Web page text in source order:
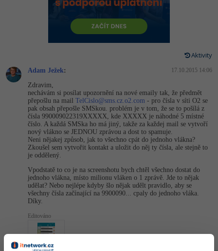
HTML5, CSS3, Bootstrap, SEO
SQL a databáze
UML a návrhové vzory
React
Spring
ASP.NET MVC
Django
JavaScript
Python
HTML / CSS
UML a návrhové vzory
MySQL/MariaDB
MS-SQL
SQLite
Vývojář mobilních aplikací
Specialista na AI a bigdata
Webdesigner
Tester
Systémový administrátor
Grafik / UX/UI návrhář
3D grafik
Projektový manažer
Databázový analytik
Copywriter
Python -80%
JavaScript -80%
-80%
Swift -80%
Kotlin -80%
C -80%
VB.NET
SQL
Návrh SW
-41%
Digitální gramotnost
Marketing -30%
-30%
UX
Business
Kryptoměny -25%
Copywriting -30%
MS Office -80%
Google Dokumenty
-80%
Adobe Illustrator -80%
Adobe InDesign -25%
Adobe After Effects
Blender -80%
Inkscape
Fotografování -80%
Video
Ostatní
Aktivity
Adam Ježek: 17.10.2015 14:06
Zdravim,
nechávám si posílat upozornění na nové emaily tak, že předmět
přepošlu na mail TelCislo@sms.cz.o2.com - pro čísla v síti O2 se
pak obsah přepošle SMSkou. problém je v tom, že se to pošílá z
čísla 990009022319XXXXX, kde XXXXX je náhodné 5 místné
číslo. A každá SMSka ho má jiný, takže za každej mail se vytvoří
nový vlákno se JEDNOU zprávou a dost to spamuje.
Neni nějakej způsob, jak to všechno cpát do jednoho vlákna?
Zkoušel sem vytvořit kontakt a uložit do něj ty čísla, ale stejně to
je oddělený.
Vpodstatě to co je na screenshotu bych chtěl všechno dostat do
jednoho vlákna, místo milionu vláken o 1 zprávě. Jde to nějak
udělat? Nebo nejlépe kdyby šlo nějak udělt pravidlo, aby se
všechny čísla začínající na 9900090... cpaly do jednoho vláka.
Díky.
Editováno